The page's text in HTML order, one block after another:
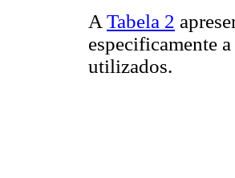
A Tabela 2
especificamente
utilizados.